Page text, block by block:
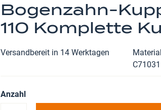
Bogenzahn-
110 Komplette
Versandbereit in 14 Werktagen
Anzahl